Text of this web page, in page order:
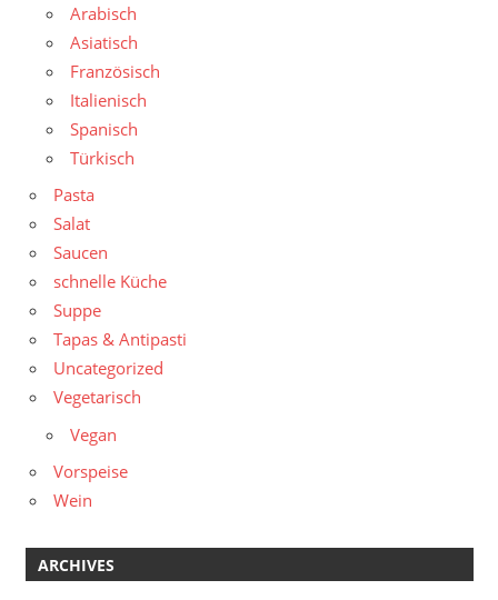
Arabisch
Asiatisch
Französisch
Italienisch
Spanisch
Türkisch
Pasta
Salat
Saucen
schnelle Küche
Suppe
Tapas & Antipasti
Uncategorized
Vegetarisch
Vegan
Vorspeise
Wein
ARCHIVES